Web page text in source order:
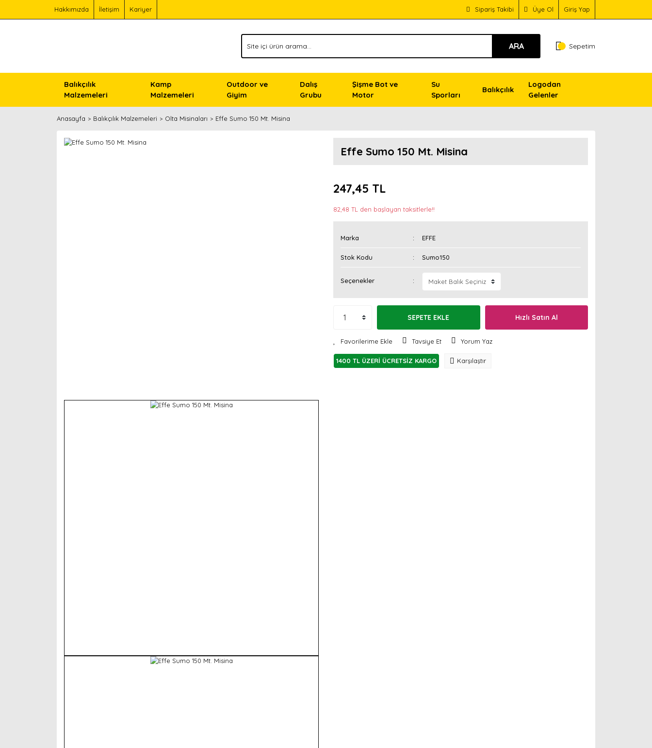
Hakkımızda İletişim Kariyer Sipariş Takibi Üye Ol Giriş Yap
ARA Sepetim
Balıkçılık
Malzemeleri
Kamp
Malzemeleri
Outdoor ve
Giyim
Dalış
Grubu
Şişme Bot ve
Motor
Su
Sporları
Balıkçılık
Logodan
Gelenler
Anasayfa Balıkçılık Malzemeleri Olta Misinaları Effe Sumo 150 Mt. Misina
Effe Sumo 150 Mt. Misina
247,45 TL
82,48 TL den başlayan taksitlerle!!
Marka EFFE
Stok Kodu Sumo150
Seçenekler
SEPETE EKLE Hızlı Satın Al
Tavsiye Et Yorum Yaz
1400 TL ÜZERİ ÜCRETSİZ KARGO Karşılaştır